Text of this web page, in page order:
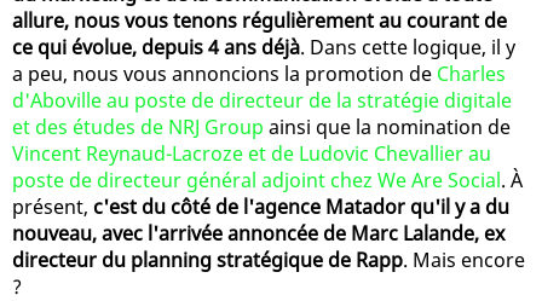
allure, nous vous tenons régulièrement au courant de
ce qui évolue, depuis 4 ans déjà. Dans cette logique, il y
a peu, nous vous annoncions la promotion de Charles
d'Aboville au poste de directeur de la stratégie digitale
et des études de NRJ Group ainsi que la nomination de
Vincent Reynaud-Lacroze et de Ludovic Chevallier au
poste de directeur général adjoint chez We Are Social. À
présent, c'est du côté de l'agence Matador qu'il y a du
nouveau, avec l'arrivée annoncée de Marc Lalande, ex
directeur du planning stratégique de Rapp. Mais encore
?